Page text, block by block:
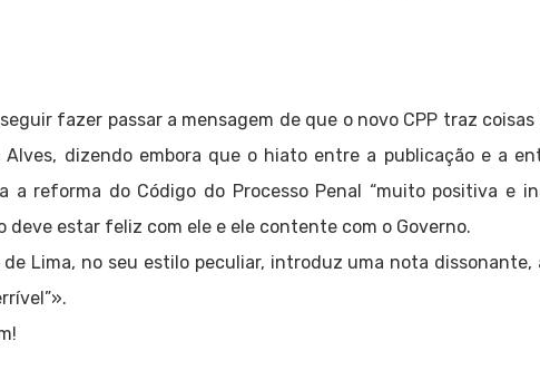
fazer passar a mensagem de que o novo CPP traz
Alves, dizendo embora que o hiato entre a publicação e a
a reforma do Código do Processo Penal “muito positiva e
deve estar feliz com ele e ele contente com o Governo.
de Lima, no seu estilo peculiar, introduz uma nota